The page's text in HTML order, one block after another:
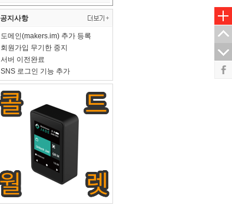
공지사항
도메인(makers.im) 추가 등록
회원가입 무기한 중지
서버 이전완료
SNS 로그인 기능 추가